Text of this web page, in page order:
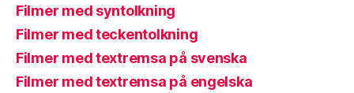
Filmer med syntolkning
Filmer med teckentolkning
Filmer med textremsa på svenska
Filmer med textremsa på engelska